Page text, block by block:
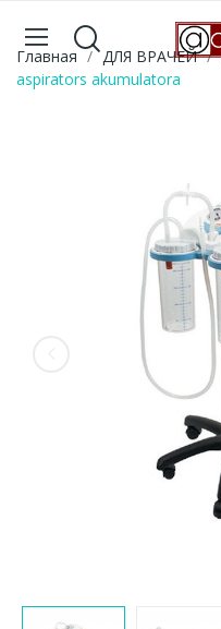
Главная ДЛЯ ВРАЧЕЙ
aspirators akumulatora